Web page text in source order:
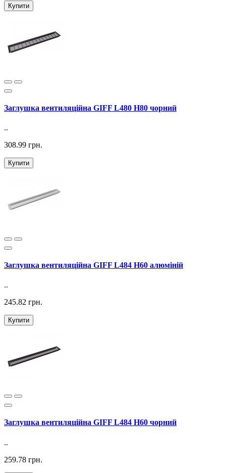
Купити
Заглушка вентиляційна GIFF L480 H80 чорний
..
308.99 грн.
Купити
Заглушка вентиляційна GIFF L484 H60 алюміній
..
245.82 грн.
Купити
Заглушка вентиляційна GIFF L484 H60 чорний
..
259.78 грн.